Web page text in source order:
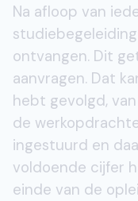
Na afloop van
ontvangen. Dit
aanvragen. Dat
hebt gevolgd,
de
ingestuurd en
voldoende cijfer
einde van de